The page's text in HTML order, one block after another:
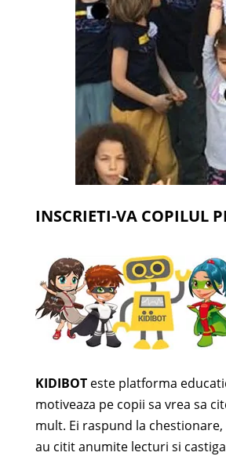
INSCRIETI-VA COPILUL
KIDIBOTeste platforma
motiveaza pe copii sa vrea sa
mult. Ei raspund la chestionare,
au citit anumite lecturi si